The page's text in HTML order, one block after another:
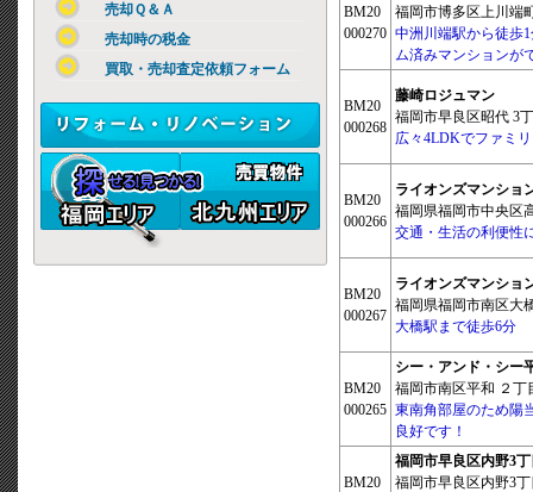
売却Ｑ＆Ａ
売却時の税金
買取・売却査定依頼フォーム
BM20
000270
福岡市博多区上川端
中洲川端駅から徒歩
ム済みマンションが
BM20
000268
藤崎ロジュマン
福岡市早良区昭代 3
広々4LDKでファミ
BM20
000266
ライオンズマンショ
福岡県福岡市中央区
交通・生活の利便性
BM20
000267
ライオンズマンショ
福岡県福岡市南区大
大橋駅まで徒歩6分
BM20
000265
シー・アンド・シー
福岡市南区平和 ２丁
東南角部屋のため陽
良好です！
BM20
福岡市早良区内野3
福岡市早良区内野3丁